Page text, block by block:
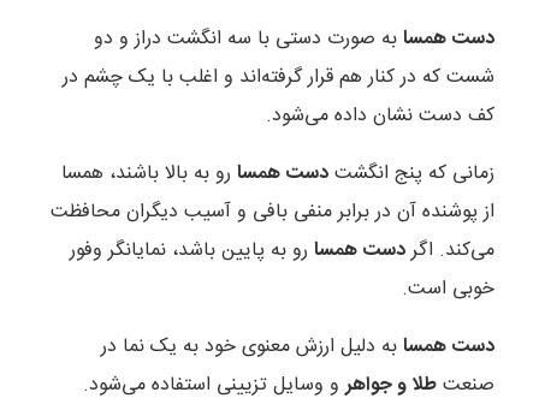
دست همسابه صورت دستی با سه انگشت دراز و دو
شست که در کنار هم قرار گرفته‌اند و اغلب با یک چشم در
کف دست نشان داده می‌شود.
زمانی که پنج انگشتدست همسا رو به بالا باشند، همسا
از پوشنده آن در برابر منفی بافی و آسیب دیگران محافظت
می‌کند. اگردست همسا رو به پایین باشد، نمایانگر وفور
خوبی است.
دست همسابه دلیل ارزش معنوی خود به یک نما در
صنعتطلا و جواهرو وسایل تزیینی استفاده می‌شود.